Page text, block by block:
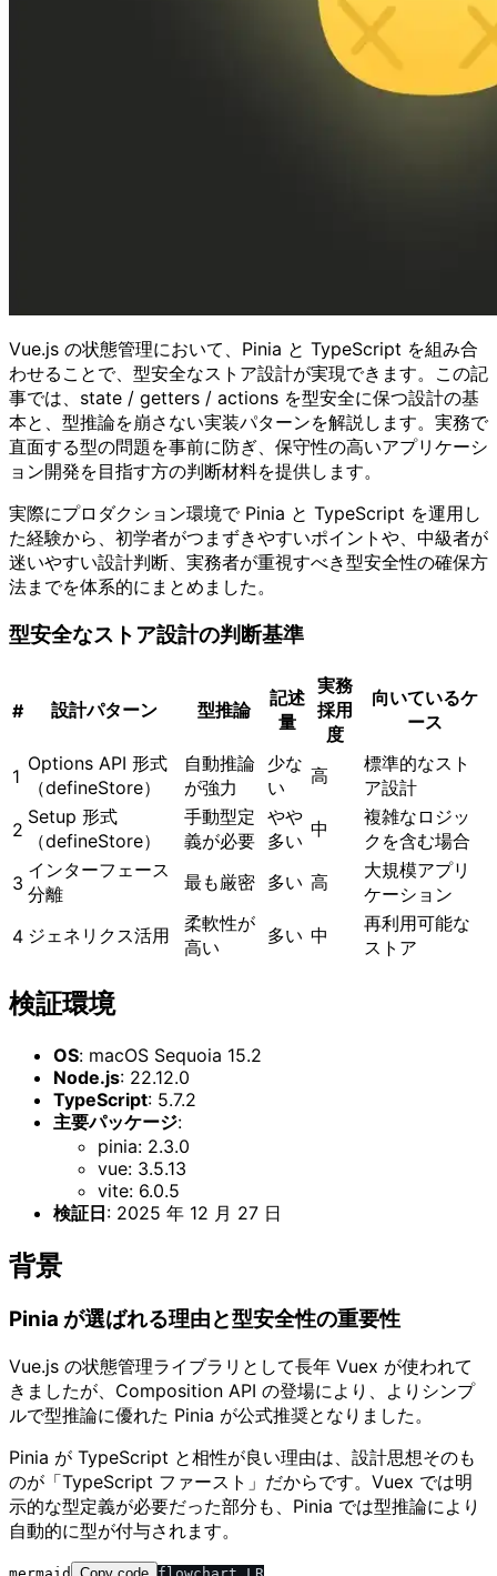
Vue.js の状態管理において、Pinia と TypeScript を組み合
わせることで、型安全なストア設計が実現できます。この記
事では、state / getters / actions を型安全に保つ設計の基
本と、型推論を崩さない実装パターンを解説します。実務で
直面する型の問題を事前に防ぎ、保守性の高いアプリケーシ
ョン開発を目指す方の判断材料を提供します。
実際にプロダクション環境で Pinia と TypeScript を運用し
た経験から、初学者がつまずきやすいポイントや、中級者が
迷いやすい設計判断、実務者が重視すべき型安全性の確保方
法までを体系的にまとめました。
型安全なストア設計の判断基準
# 設計パターン 型推論
記述
量
実務
採用
度
向いているケ
ース
1
Options API 形式
（defineStore）
自動推論
が強力
少な
い
高
標準的なスト
ア設計
2
Setup 形式
（defineStore）
手動型定
義が必要
やや
多い
中
複雑なロジッ
クを含む場合
3
インターフェース
分離
最も厳密 多い 高
大規模アプリ
ケーション
4 ジェネリクス活用
柔軟性が
高い
多い 中
再利用可能な
ストア
検証環境
OS: macOS Sequoia 15.2
Node.js: 22.12.0
TypeScript: 5.7.2
主要パッケージ:
pinia: 2.3.0
vue: 3.5.13
vite: 6.0.5
検証日: 2025 年 12 月 27 日
背景
Pinia が選ばれる理由と型安全性の重要性
Vue.js の状態管理ライブラリとして長年 Vuex が使われて
きましたが、Composition API の登場により、よりシンプ
ルで型推論に優れた Pinia が公式推奨となりました。
Pinia が TypeScript と相性が良い理由は、設計思想そのも
のが「TypeScript ファースト」だからです。Vuex では明
示的な型定義が必要だった部分も、Pinia では型推論により
自動的に型が付与されます。